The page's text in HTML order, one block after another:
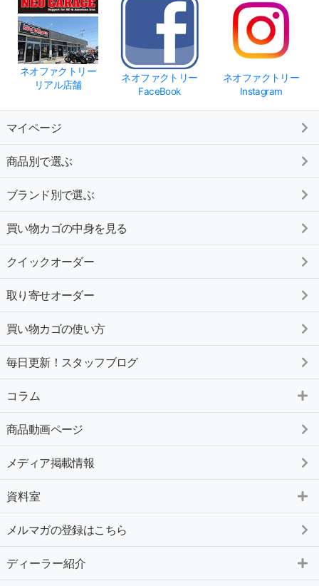
ネオファクトリー
リアル店舗
ネオファクトリー
FaceBook
ネオファクトリー
Instagram
マイページ
商品別で選ぶ
ブランド別で選ぶ
買い物カゴの中身を見る
クイックオーダー
取り寄せオーダー
買い物カゴの使い方
毎日更新！スタッフブログ
コラム
商品動画ページ
メディア掲載情報
資料室
メルマガの登録はこちら
ディーラー紹介